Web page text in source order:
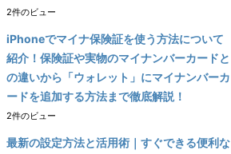
2件のビュー
iPhoneでマイナ保険証を使う方法について
紹介！保険証や実物のマイナンバーカードと
の違いから「ウォレット」にマイナンバーカ
ードを追加する方法まで徹底解説！
2件のビュー
最新の設定方法と活用術｜すぐできる便利な